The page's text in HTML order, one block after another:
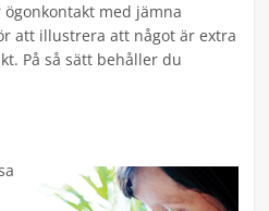
med jämna
att illustrera att något är extra
På så sätt behåller du